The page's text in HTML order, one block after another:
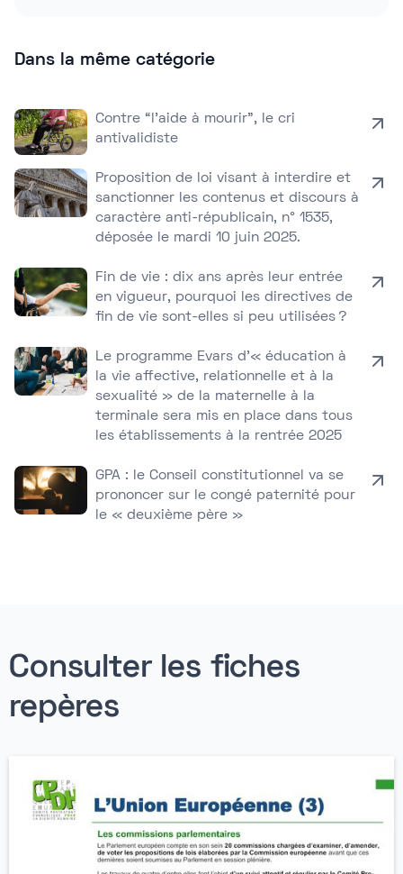
Dans la même catégorie
Contre “l’aide à mourir”, le cri
antivalidiste
Proposition de loi visant à interdire et
sanctionner les contenus et discours à
caractère anti-républicain, n° 1535,
déposée le mardi 10 juin 2025.
Fin de vie : dix ans après leur entrée
en vigueur, pourquoi les directives de
fin de vie sont-elles si peu utilisées ?
Le programme Evars d’« éducation à
la vie affective, relationnelle et à la
sexualité » de la maternelle à la
terminale sera mis en place dans tous
les établissements à la rentrée 2025
GPA : le Conseil constitutionnel va se
prononcer sur le congé paternité pour
le « deuxième père »
Consulter les fiches
repères